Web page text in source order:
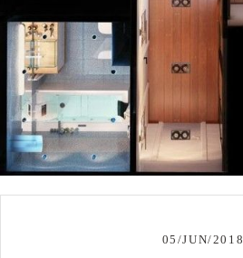
05/JUN/2018